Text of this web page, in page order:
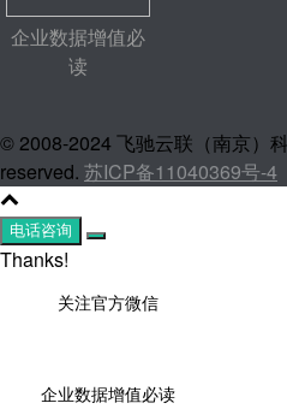
企业数据增值必
读
© 2008-2024 飞驰云联（南京）
reserved. 苏ICP备11040369号-4
电话咨询
Thanks!
关注官方微信
企业数据增值必读